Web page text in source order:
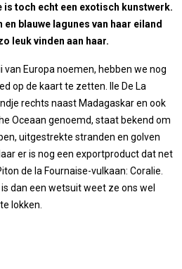
is toch echt een exotisch kunstwerk.
en blauwe lagunes van haar eiland
leuk vinden aan haar.
van Europa noemen, hebben we nog
op de kaart te zetten. Ile De La
rechts naast Madagaskar en ook
Oceaan genoemd, staat bekend om
uitgestrekte stranden en golven
er is nog een exportproduct dat net
de la Fournaise-vulkaan: Coralie.
dan een wetsuit weet ze ons wel
lokken.